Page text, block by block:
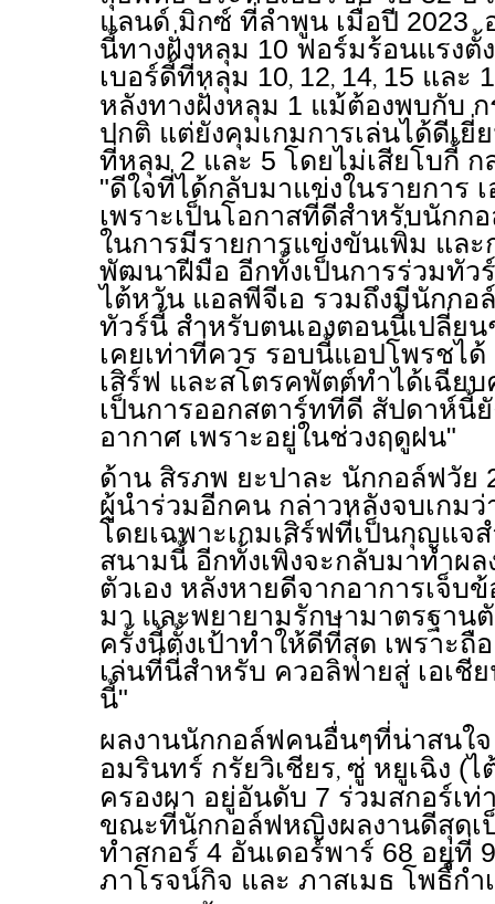
แลนด์ มิกซ์ ที่ลำพูน เมื่อปี 2023
นี้ทางฝั่งหลุม 10 ฟอร์มร้อนแรงตั้
เบอร์ดี้ที่หลุม 10, 12, 14, 15 และ
หลังทางฝั่งหลุม 1 แม้ต้องพบกับ
ปกติ แต่ยังคุมเกมการเล่นได้ดีเยี่
ที่หลุม 2 และ 5 โดยไม่เสียโบกี้ ก
"ดีใจที่ได้กลับมาแข่งในรายการ
เพราะเป็นโอกาสที่ดีสำหรับนักก
ในการมีรายการแข่งขันเพิ่ม แล
พัฒนาฝีมือ อีกทั้งเป็นการร่วมทัว
ไต้หวัน แอลพีจีเอ รวมถึงมีนักกอ
ทัวร์นี้ สำหรับตนเองตอนนี้เปลี่ย
เคยเท่าที่ควร รอบนี้แอปโพรชไ
เสิร์ฟ และสโตรคพัตต์ทำได้เฉีย
เป็นการออกสตาร์ทที่ดี สัปดาห์นี้
อากาศ เพราะอยู่ในช่วงฤดูฝน"
ด้าน สิรภพ ยะปาละ นักกอล์ฟวัย
ผู้นำร่วมอีกคน กล่าวหลังจบเกม
โดยเฉพาะเกมเสิร์ฟที่เป็นกุญแจ
สนามนี้ อีกทั้งเพิ่งจะกลับมาทำผ
ตัวเอง หลังหายดีจากอาการเจ็บ
มา และพยายามรักษามาตรฐานตั
ครั้งนี้ตั้งเป้าทำให้ดีที่สุด เพราะถื
เล่นที่นี่สำหรับ ควอลิฟายสู่ เอเชี
นี้"
ผลงานนักกอล์ฟคนอื่นๆที่น่าสนใ
อมรินทร์ กรัยวิเชียร, ซู่ หยูเฉิง (ไ
ครองผา อยู่อันดับ 7 ร่วมสกอร์เท่
ขณะที่นักกอล์ฟหญิงผลงานดีสุดเ
ทำสกอร์ 4 อันเดอร์พาร์ 68 อยู่ที่
ภาโรจน์กิจ และ ภาสเมธ โพธิ์กำ